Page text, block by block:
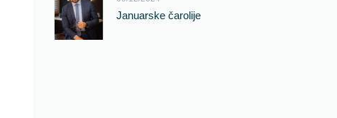
Januarske čarolije